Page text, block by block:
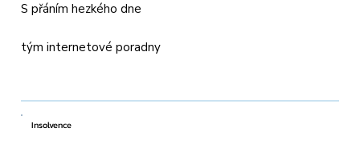
S přáním hezkého dne
tým internetové poradny
Insolvence